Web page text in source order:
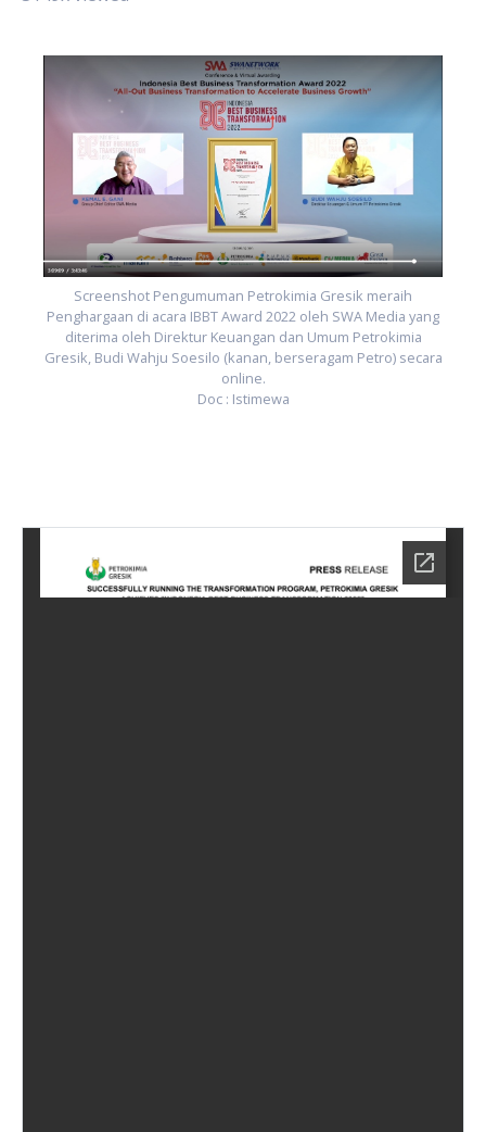
Screenshot Pengumuman Petrokimia Gresik meraih
Penghargaan di acara IBBT Award 2022 oleh SWA Media yang
diterima oleh Direktur Keuangan dan Umum Petrokimia
Gresik, Budi Wahju Soesilo (kanan, berseragam Petro) secara
online.
Doc : Istimewa